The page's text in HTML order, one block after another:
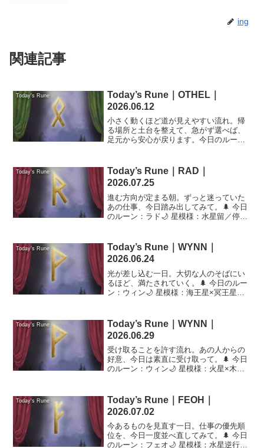
ing
関連記事
Today's Rune
Today’s Rune｜OTHEL｜
2026.06.12
小さく動くほど道が見えやすい流れ。帰
る場所と土台を整えて、急がず選べば、
足元から安心が戻ります。今日のルー
事 ★★★★☆
Today's Rune
Today’s Rune｜RAD｜
2026.07.25
進む方向が定まる朝。ずっと迷っていた
あの仕事、今日踏み出してみて。🌲 今日
のルーン：ラド🌙 星模様：水星留／停滞
Today's Rune
Today’s Rune｜WYNN｜
2026.06.24
光が差し込む一日。大切な人のそばにい
るほど、満たされていく。🌲 今日のルー
ン：ウィン🌙 星模様：海王星×冥王星／
Today's Rune
Today’s Rune｜WYNN｜
2026.06.29
受け取ることを許す流れ。あの人からの
好意、今日は素直に受け取って。🌲 今日
のルーン：ウィン🌙 星模様：火星×木星
Today's Rune
Today’s Rune｜FEOH｜
2026.07.02
今あるものを見直す一日。仕事の優先順
位を、今日一度並べ直してみて。🌲 今日
のルーン：フェオ🌙 星模様：水星逆行／